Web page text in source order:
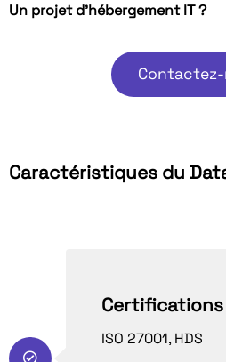
Un projet d’hébergement IT ?
Caractéristiques du
Certifications
ISO 27001, HDS